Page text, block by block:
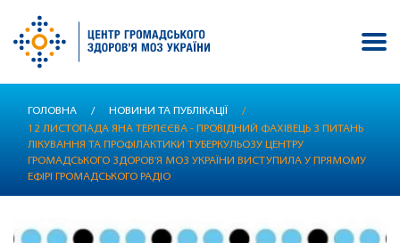
вмісту
ГОЛОВНА / НОВИНИ ТА ПУБЛІКАЦІЇ
/
12 ЛИСТОПАДА ЯНА ТЕРЛЄЄВА - ПРОВІДНИЙ ФАХІВЕЦЬ З ПИТАНЬ
ЛІКУВАННЯ ТА ПРОФІЛАКТИКИ ТУБЕРКУЛЬОЗУ ЦЕНТРУ
ГРОМАДСЬКОГО ЗДОРОВ'Я МОЗ УКРАЇНИ ВИСТУПИЛА У ПРЯМОМУ
ЕФІРІ ГРОМАДСЬКОГО РАДІО